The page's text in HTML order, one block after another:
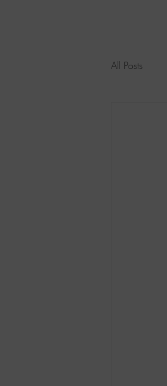
All Posts